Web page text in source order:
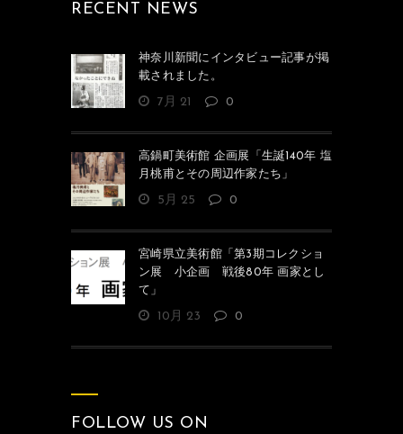
RECENT NEWS
神奈川新聞にインタビュー記事が掲
載されました。
7月 21 0
高鍋町美術館 企画展「生誕140年 塩
月桃甫とその周辺作家たち」
5月 25 0
宮崎県立美術館「第3期コレクショ
ン展 小企画 戦後80年 画家とし
て」
10月 23 0
FOLLOW US ON